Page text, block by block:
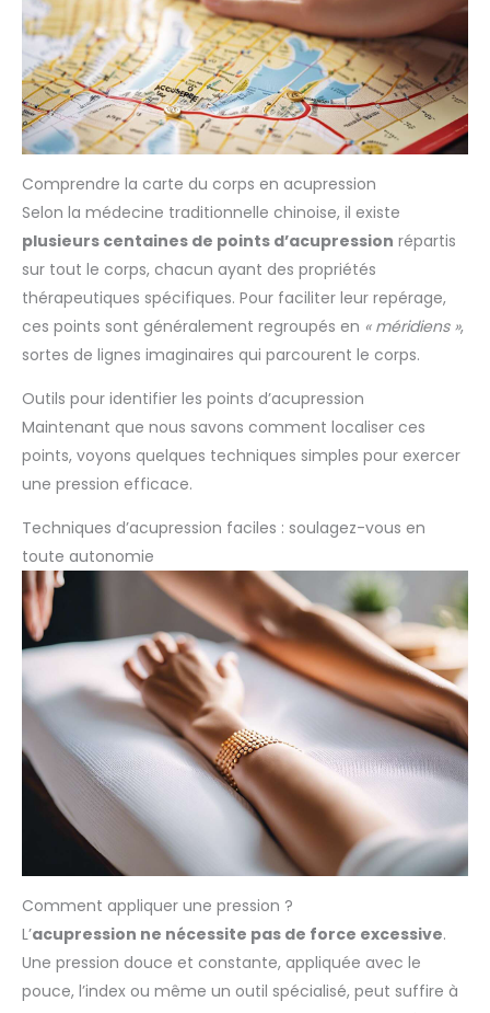
Comprendre la carte du corps en acupression
Selon la médecine traditionnelle chinoise, il existe
plusieurs centaines de points d’acupression répartis
sur tout le corps, chacun ayant des propriétés
thérapeutiques spécifiques. Pour faciliter leur repérage,
ces points sont généralement regroupés en « méridiens »,
sortes de lignes imaginaires qui parcourent le corps.
Outils pour identifier les points d’acupression
Maintenant que nous savons comment localiser ces
points, voyons quelques techniques simples pour exercer
une pression efficace.
Techniques d’acupression faciles : soulagez-vous en
toute autonomie
Comment appliquer une pression ?
L’acupression ne nécessite pas de force excessive.
Une pression douce et constante, appliquée avec le
pouce, l’index ou même un outil spécialisé, peut suffire à